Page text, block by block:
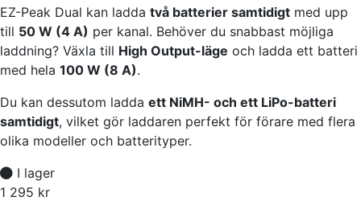
EZ-Peak Dual kan ladda två batterier samtidigt med upp
till 50 W (4 A) per kanal. Behöver du snabbast möjliga
laddning? Växla till High Output-läge och ladda ett batteri
med hela 100 W (8 A).
Du kan dessutom ladda ett NiMH- och ett LiPo-batteri
samtidigt, vilket gör laddaren perfekt för förare med flera
olika modeller och batterityper.
I lager
1 295 kr